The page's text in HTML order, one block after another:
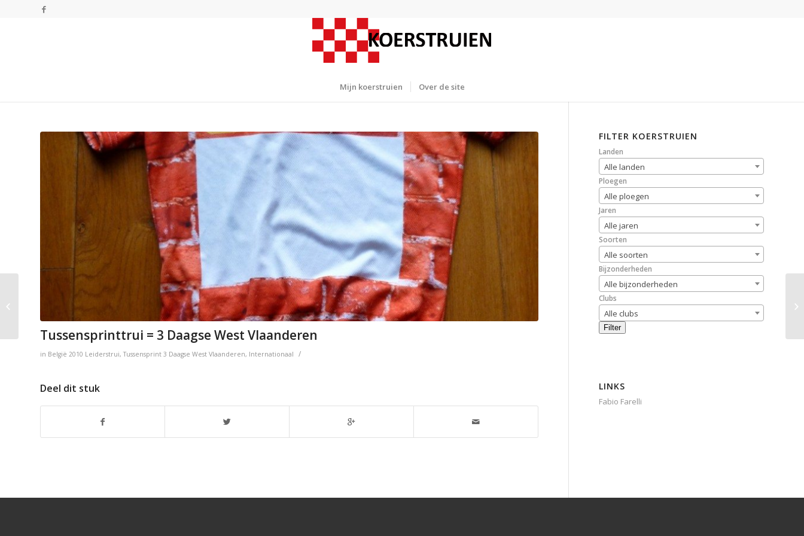
Mijn koerstruien Over de site
Tussensprinttrui = 3 Daagse West Vlaanderen
in België 2010 Leiderstrui,Tussensprint 3 Daagse West Vlaanderen, Internationaal /
Deel dit stuk
FILTER KOERSTRUIEN
Landen
Alle landen
Ploegen
Alle ploegen
Jaren
Alle jaren
Soorten
Alle soorten
Bijzonderheden
Alle bijzonderheden
Clubs
Alle clubs
Filter
LINKS
Fabio Farelli
Vlaanderen